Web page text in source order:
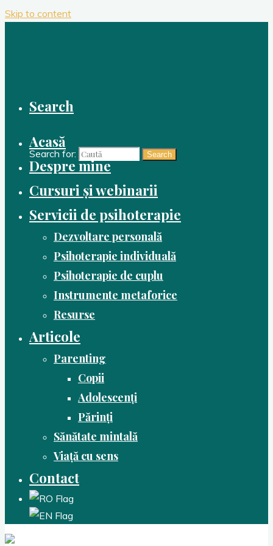
Skip to content
Search
Search for: Search
Acasă
Despre mine
Cursuri și webinarii
Servicii de psihoterapie
Dezvoltare personală
Psihoterapie individuală
Psihoterapie de cuplu
Instrumente metaforice
Resurse
Articole
Parenting
Copii
Adolescenți
Părinți
Sănătate mintală
Viață cu sens
Contact